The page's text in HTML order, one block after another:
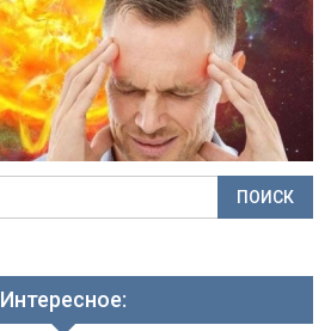
Интересное: